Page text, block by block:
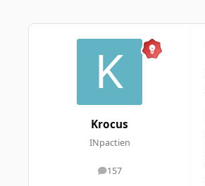
Krocus
INpactien
157
messages